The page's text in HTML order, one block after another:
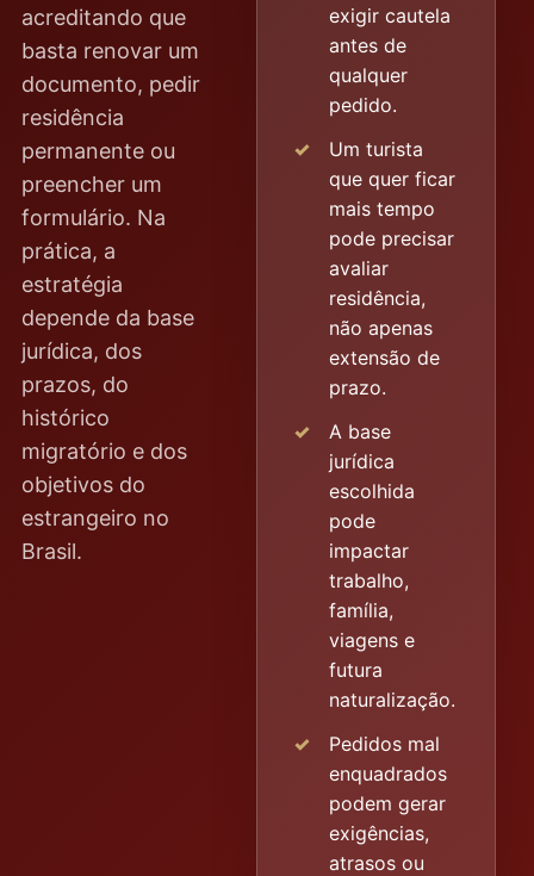
acreditando que
basta renovar um
documento, pedir
residência
permanente ou
preencher um
formulário. Na
prática, a
estratégia
depende da base
jurídica, dos
prazos, do
histórico
migratório e dos
objetivos do
estrangeiro no
Brasil.
exigir cautela
antes de
qualquer
pedido.
Um turista
que quer ficar
mais tempo
pode precisar
avaliar
residência,
não apenas
extensão de
prazo.
A base
jurídica
escolhida
pode
impactar
trabalho,
família,
viagens e
futura
naturalização.
Pedidos mal
enquadrados
podem gerar
exigências,
atrasos ou